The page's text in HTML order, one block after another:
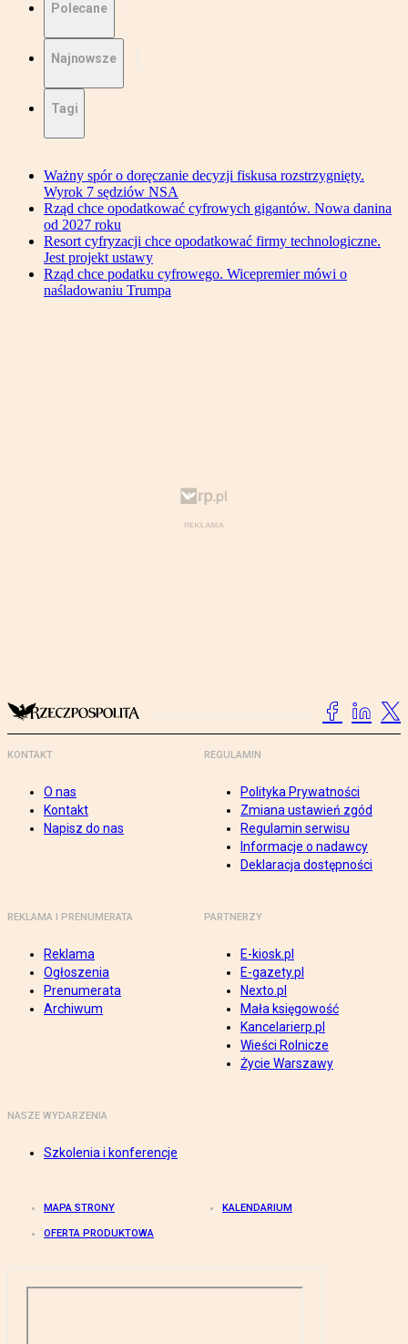
Polecane
Najnowsze
Tagi
Ważny spór o doręczanie decyzji fiskusa rozstrzygnięty.
Wyrok 7 sędziów NSA
Rząd chce opodatkować cyfrowych gigantów. Nowa danina
od 2027 roku
Resort cyfryzacji chce opodatkować firmy technologiczne.
Jest projekt ustawy
Rząd chce podatku cyfrowego. Wicepremier mówi o
naśladowaniu Trumpa
KONTAKT
O nas
Kontakt
Napisz do nas
REGULAMIN
Polityka Prywatności
Zmiana ustawień zgód
Regulamin serwisu
Informacje o nadawcy
Deklaracja dostępności
REKLAMA I PRENUMERATA
Reklama
Ogłoszenia
Prenumerata
Archiwum
PARTNERZY
E-kiosk.pl
E-gazety.pl
Nexto.pl
Mała księgowość
Kancelarierp.pl
Wieści Rolnicze
Życie Warszawy
NASZE WYDARZENIA
Szkolenia i konferencje
MAPA STRONY KALENDARIUM
OFERTA PRODUKTOWA